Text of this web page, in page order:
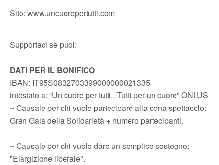
Sito: www.uncuorepertutti.com
Supportaci se puoi:
DATI PER IL BONIFICO
IBAN: IT95S0832703399000000021335
intestato a: “Un cuore per tutti...Tutti per un cuore” ONLUS
~ Causale per chi vuole partecipare alla cena spettacolo:
Gran Galà della Solidarietà + numero partecipanti.
~ Causale per chi vuole dare un semplice sostegno:
"Elargizione liberale".